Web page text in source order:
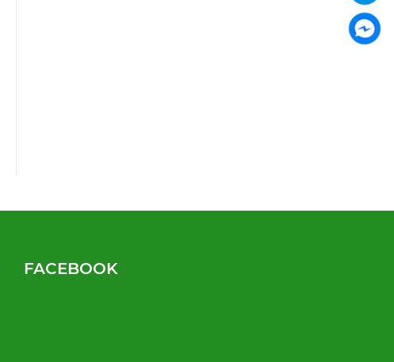
FACEBOOK